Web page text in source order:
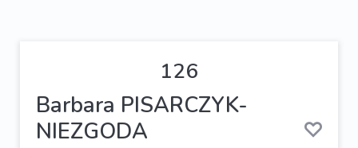
126
Barbara PISARCZYK-
NIEZGODA